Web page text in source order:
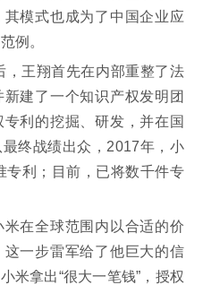
模式也成为了中国企业应
例。
，王翔首先在内部重整了法
建了一个知识产权发明团
利的挖掘、研发，并在国
终战绩出众，2017年，小
专利；目前，已将数千件专
在全球范围内以合适的价
一步雷军给了他巨大的信
米拿出“很大一笔钱”，授权